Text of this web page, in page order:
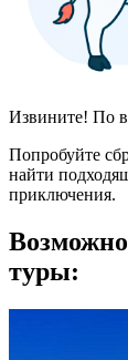
Извините! По
Попробуйте
найти
приключения.
туры: